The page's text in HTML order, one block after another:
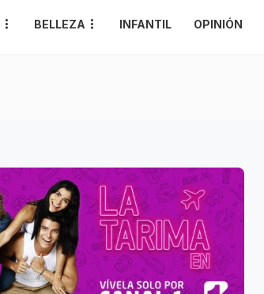
BELLEZA INFANTIL OPINIÓN